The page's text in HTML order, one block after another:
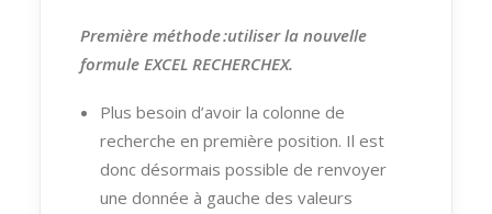
Première méthode :utiliserla nouvelle
formule EXCEL RECHERCHEX.
Plus besoin d’avoir la colonne de
recherche en première position. Il est
donc désormais possible de renvoyer
une donnée à gauche des valeurs